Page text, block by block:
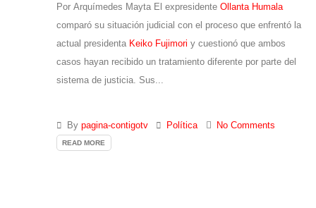
Por Arquímedes Mayta El expresidente Ollanta Humala
comparó su situación judicial con el proceso que enfrentó la
actual presidenta Keiko Fujimori y cuestionó que ambos
casos hayan recibido un tratamiento diferente por parte del
sistema de justicia. Sus...
By pagina-contigotv Política No Comments
READ MORE